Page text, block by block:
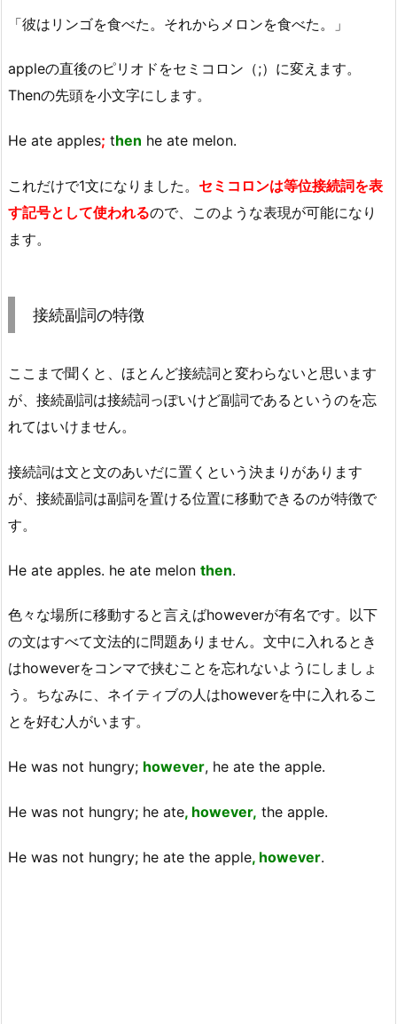
「彼はリンゴを食べた。それからメロンを食べた。」
appleの直後のピリオドをセミコロン（;）に変えます。
Thenの先頭を小文字にします。
He ate apples; then he ate melon.
これだけで1文になりました。 セミコロンは等位接続詞を表
す記号として使われるので、このような表現が可能になり
ます。
接続副詞の特徴
ここまで聞くと、ほとんど接続詞と変わらないと思います
が、接続副詞は接続詞っぽいけど副詞であるというのを忘
れてはいけません。
接続詞は文と文のあいだに置くという決まりがあります
が、接続副詞は副詞を置ける位置に移動できるのが特徴で
す。
He ate apples. he ate melon then.
色々な場所に移動すると言えばhoweverが有名です。以下
の文はすべて文法的に問題ありません。文中に入れるとき
はhoweverをコンマで挟むことを忘れないようにしましょ
う。ちなみに、ネイティブの人はhoweverを中に入れるこ
とを好む人がいます。
He was not hungry; however, he ate the apple.
He was not hungry; he ate, however, the apple.
He was not hungry; he ate the apple, however.